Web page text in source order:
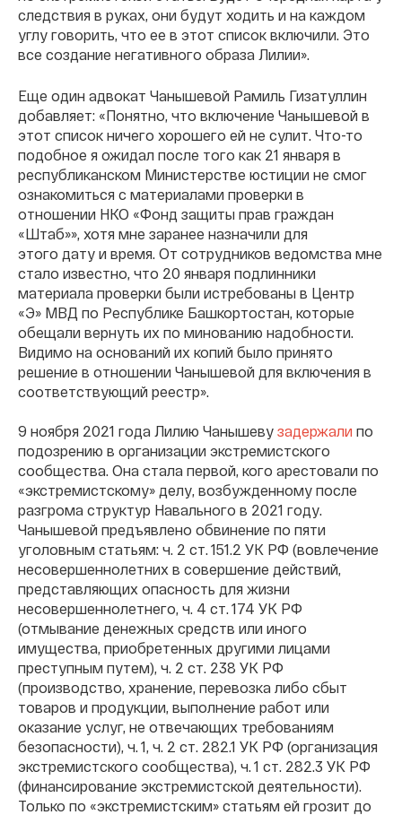
следствия в руках, они будут ходить и на каждом
углу говорить, что ее в этот список включили. Это
все создание негативного образа Лилии».
Еще один адвокат Чанышевой Рамиль Гизатуллин
добавляет: «Понятно, что включение Чанышевой в
этот список ничего хорошего ей не сулит. Что-то
подобное я ожидал после того как 21 января в
республиканском Министерстве юстиции не смог
ознакомиться с материалами проверки в
отношении НКО «Фонд защиты прав граждан
«Штаб»», хотя мне заранее назначили для
этого дату и время. От сотрудников ведомства мне
стало известно, что 20 января подлинники
материала проверки были истребованы в Центр
«Э» МВД по Республике Башкортостан, которые
обещали вернуть их по минованию надобности.
Видимо на оснований их копий было принято
решение в отношении Чанышевой для включения в
соответствующий реестр».
9 ноября 2021 года Лилию Чанышеву задержали по
подозрению в организации экстремистского
сообщества. Она стала первой, кого арестовали по
«экстремистскому» делу, возбужденному после
разгрома структур Навального в 2021 году.
Чанышевой предъявлено обвинение по пяти
уголовным статьям: ч. 2 ст. 151.2 УК РФ (вовлечение
несовершеннолетних в совершение действий,
представляющих опасность для жизни
несовершеннолетнего, ч. 4 ст. 174 УК РФ
(отмывание денежных средств или иного
имущества, приобретенных другими лицами
преступным путем), ч. 2 ст. 238 УК РФ
(производство, хранение, перевозка либо сбыт
товаров и продукции, выполнение работ или
оказание услуг, не отвечающих требованиям
безопасности), ч. 1, ч. 2 ст. 282.1 УК РФ (организация
экстремистского сообщества), ч. 1 ст. 282.3 УК РФ
(финансирование экстремистской деятельности).
Только по «экстремистским» статьям ей грозит до